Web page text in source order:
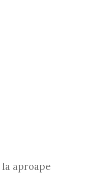
aproape